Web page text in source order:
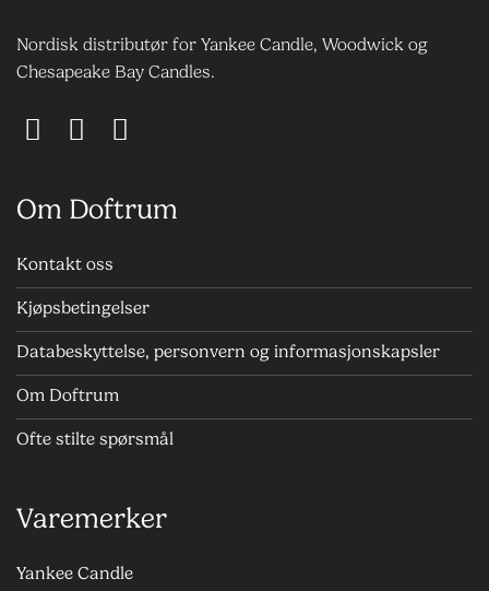
Nordisk distributør for Yankee Candle, Woodwick og
Chesapeake Bay Candles.
Om Doftrum
Kontakt oss
Kjøpsbetingelser
Databeskyttelse, personvern og informasjonskapsler
Om Doftrum
Ofte stilte spørsmål
Varemerker
Yankee Candle